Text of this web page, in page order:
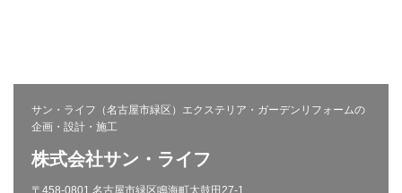
サン・ライフ（名古屋市緑区）エクステリア・ガーデンリフォームの
企画・設計・施工
株式会社サン・ライフ